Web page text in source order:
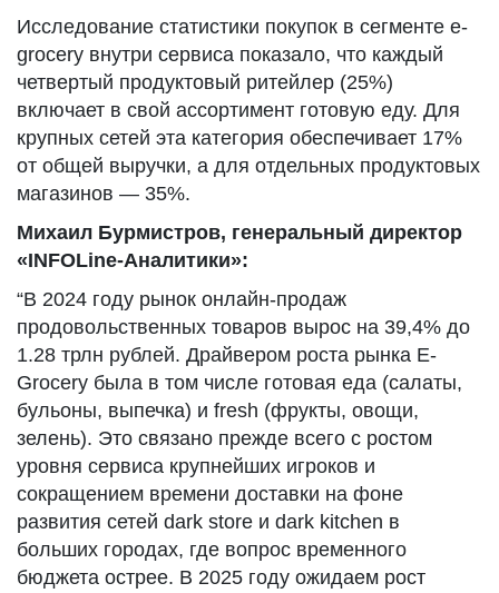
Исследование статистики покупок в сегменте e-
grocery внутри сервиса показало, что каждый
четвертый продуктовый ритейлер (25%)
включает в свой ассортимент готовую еду. Для
крупных сетей эта категория обеспечивает 17%
от общей выручки, а для отдельных продуктовых
магазинов — 35%.
Михаил Бурмистров, генеральный директор
«INFOLine-Аналитики»:
“В 2024 году рынок онлайн-продаж
продовольственных товаров вырос на 39,4% до
1.28 трлн рублей. Драйвером роста рынка E-
Grocery была в том числе готовая еда (салаты,
бульоны, выпечка) и fresh (фрукты, овощи,
зелень). Это связано прежде всего с ростом
уровня сервиса крупнейших игроков и
сокращением времени доставки на фоне
развития сетей dark store и dark kitchen в
больших городах, где вопрос временного
бюджета острее. В 2025 году ожидаем рост